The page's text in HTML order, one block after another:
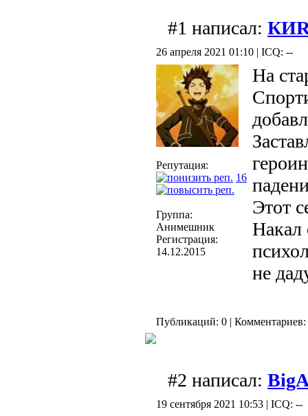
#1 написал:
26 апреля 2021 01:10 | ICQ: --
Репутация:
16
Группа:
Анимешник
Регистрация:
14.12.2015
На
Этот
Накал
не
Публикаций: 0 | Комментариев:
#2 написал:
19 сентября 2021 10:53 | ICQ: --